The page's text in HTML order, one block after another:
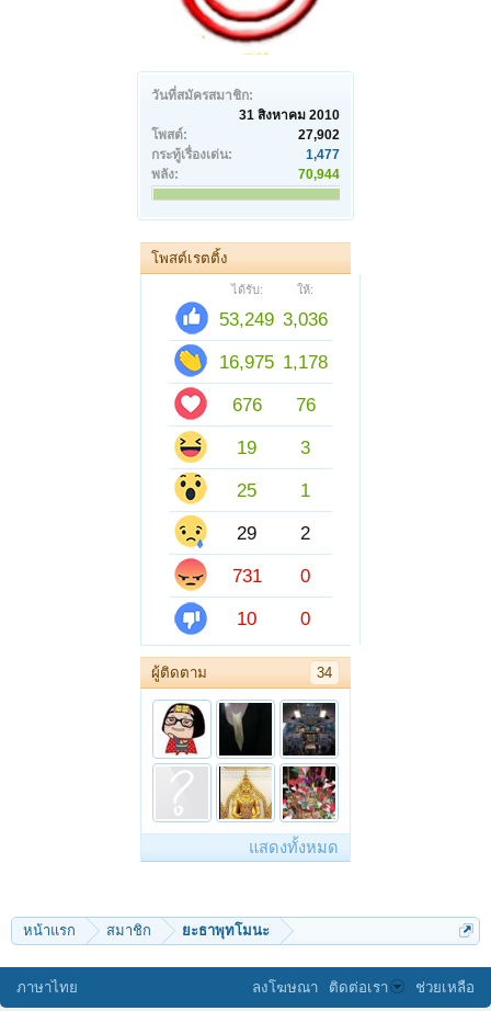
วันที่สมัครสมาชิก:
31 สิงหาคม 2010
โพสต์:
27,902
กระทู้เรื่องเด่น:
1,477
พลัง:
70,944
โพสต์เรตติ้ง
ได้รับ: ให้:
53,249 3,036
16,975 1,178
676
76
19
3
25
1
29
2
731
0
10
0
ผู้ติดตาม 34
แสดงทั้งหมด
หน้าแรก สมาชิก ยะธาพุทโมนะ
ภาษาไทย ลงโฆษณา ติดต่อเรา ช่วยเหลือ